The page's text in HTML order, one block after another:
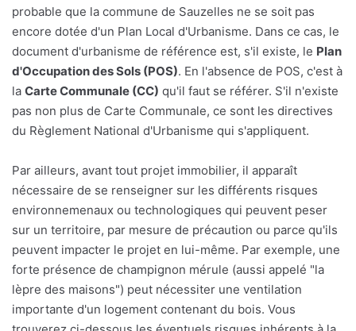
probable que la commune de Sauzelles ne se soit pas
encore dotée d'un Plan Local d'Urbanisme. Dans ce cas, le
document d'urbanisme de référence est, s'il existe, le Plan
d'Occupation des Sols (POS). En l'absence de POS, c'est à
la Carte Communale (CC) qu'il faut se référer. S'il n'existe
pas non plus de Carte Communale, ce sont les directives
du Règlement National d'Urbanisme qui s'appliquent.
Par ailleurs, avant tout projet immobilier, il apparaît
nécessaire de se renseigner sur les différents risques
environnemenaux ou technologiques qui peuvent peser
sur un territoire, par mesure de précaution ou parce qu'ils
peuvent impacter le projet en lui-même. Par exemple, une
forte présence de champignon mérule (aussi appelé "la
lèpre des maisons") peut nécessiter une ventilation
importante d'un logement contenant du bois. Vous